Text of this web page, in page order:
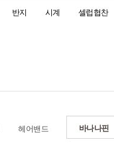
반지 시계 셀럽협찬
헤어밴드 바나나핀